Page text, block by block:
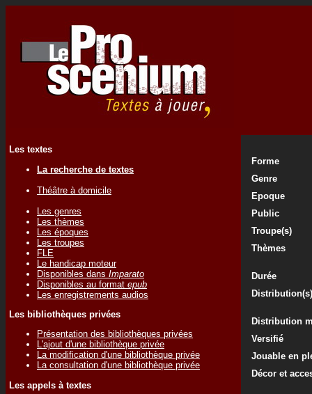
Les textes
La recherche de textes
Théâtre à domicile
Les genres
Les thèmes
Les époques
Les troupes
FLE
Le handicap moteur
Disponibles dans Imparato
Disponibles au format epub
Les enregistrements audios
Les bibliothèques privées
Présentation des bibliothèques privées
L'ajout d'une bibliothèque privée
La modification d'une bibliothèque privée
La consultation d'une bibliothèque privée
Les appels à textes
Forme
Genre
Epoque
Public
Troupe(s)
Thèmes
Durée
Distribution(s)
Distribution
Versifié
Jouable en
Décor et